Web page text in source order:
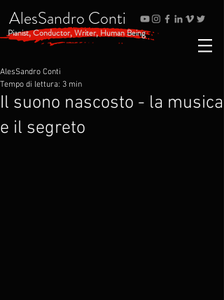
Pianist, Conductor, Writer, Human Being
AlesSandro Conti
Il suono nascosto - la musica
e il segreto
AlesSandro Conti
Tempo di lettura: 3 min